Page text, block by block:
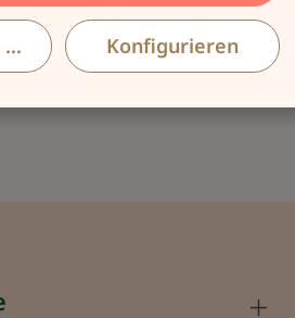
Gebrauch geeig…
notwendigeKonfigurieren